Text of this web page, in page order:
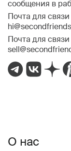
сообщения в
Почта для
Почта для
О нас